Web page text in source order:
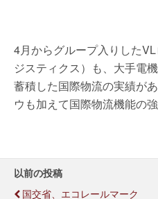
4月からグループ入りした
ジスティクス）も、大手電
蓄積した国際物流の実績が
ウも加えて国際物流機能の
以前の投稿
国交省、エコレールマーク